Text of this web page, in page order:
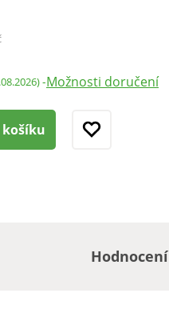
-Možnosti doručení
Hodnocení